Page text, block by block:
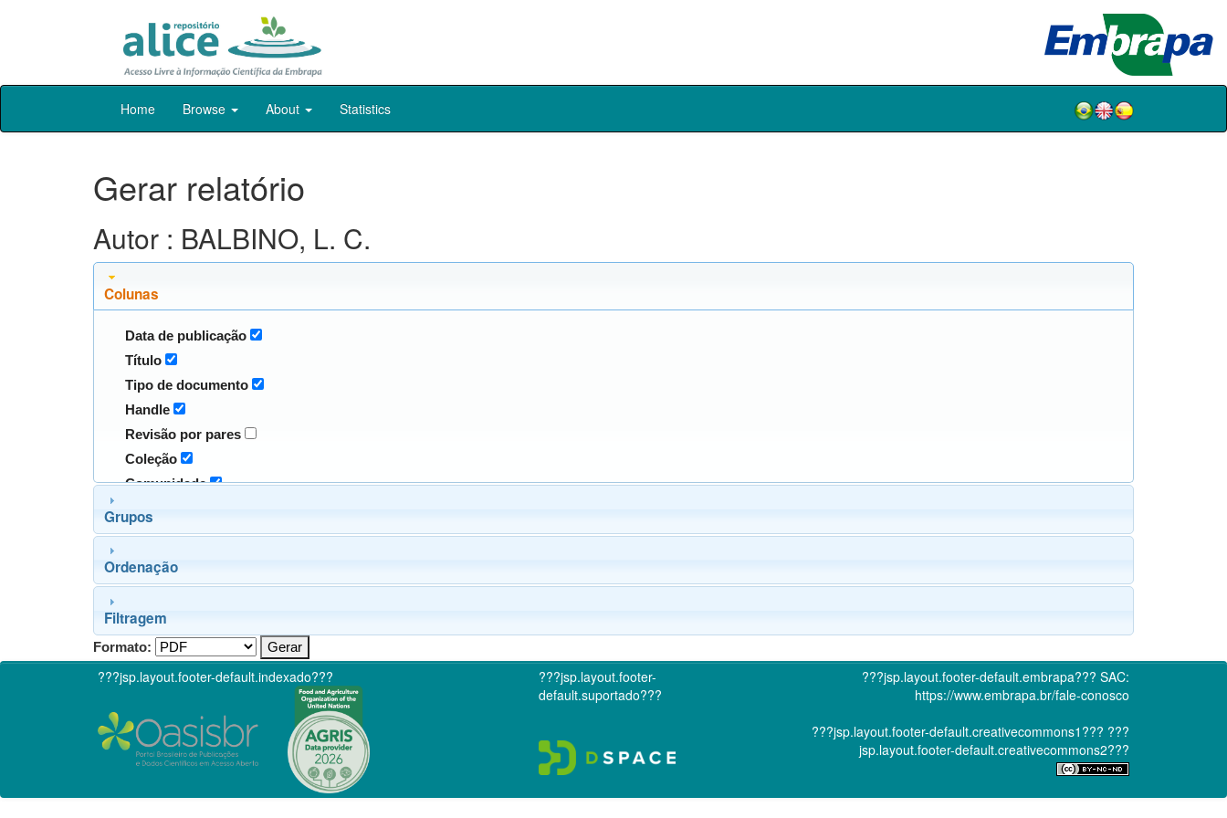
Skip
Home Browse About Statistics
Gerar relatório
Autor : BALBINO, L. C.
Colunas
Data de publicação
Título
Tipo de documento
Handle
Revisão por pares
Coleção
Comunidade
Grupos
Ordenação
Filtragem
Formato:
???jsp.layout.footer-default.indexado???
???jsp.layout.footer-
default.suportado???
???jsp.layout.footer-default.embrapa??? SAC:
https://www.embrapa.br/fale-conosco
???jsp.layout.footer-default.creativecommons1??? ???
jsp.layout.footer-default.creativecommons2???